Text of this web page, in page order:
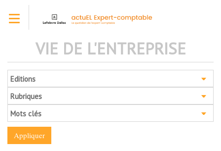
contenu
VIE DE L'ENTREPRISE
Editions
Rubriques
Mots clés